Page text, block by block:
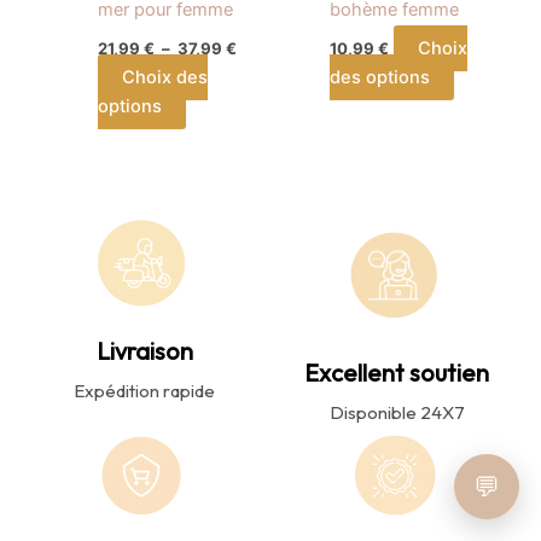
mer pour femme
21,99€ – 37,99€
Choix des
options
sur
la
page
bohème femme
10,99€
Choix
des options
sur
la
Livraison
Expédition rapide
Excellent soutien
Disponible 24X7
💬